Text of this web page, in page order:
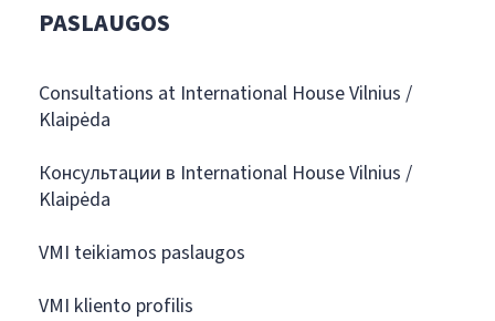
PASLAUGOS
Consultations at International House Vilnius /
Klaipėda
Консультации в International House Vilnius /
Klaipėda
VMI teikiamos paslaugos
VMI kliento profilis